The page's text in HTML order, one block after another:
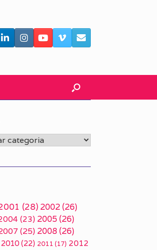
(28) 2002(26)
(23) 2005 (26)
(25) 2008(26)
2010 (22) 2011 (17) 2012